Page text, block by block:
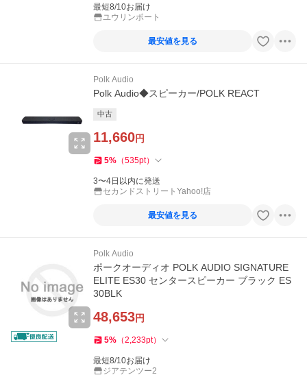
最短8/10お届け
ユウリンポート
最安値を見る
Polk Audio
Polk Audio◆スピーカー/POLK REACT
中古
11,660円
5% （535pt）
3〜4日以内に発送
セカンドストリートYahoo!店
最安値を見る
Polk Audio
ポークオーディオ POLK AUDIO SIGNATURE
ELITE ES30 センタースピーカー ブラック ES
30BLK
48,653円
5% （2,233pt）
最短8/10お届け
ジアテンツー2